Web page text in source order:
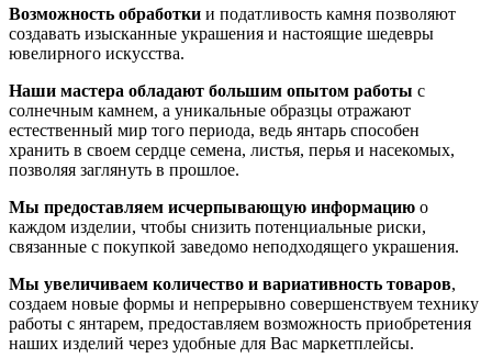
Возможность обработки и податливость камня позволяют
создавать изысканные украшения и настоящие шедевры
ювелирного искусства.
Наши мастера обладают большим опытом работы с
солнечным камнем, а уникальные образцы отражают
естественный мир того периода, ведь янтарь способен
хранить в своем сердце семена, листья, перья и насекомых,
позволяя заглянуть в прошлое.
Мы предоставляем исчерпывающую информацию о
каждом изделии, чтобы снизить потенциальные риски,
связанные с покупкой заведомо неподходящего украшения.
Мы увеличиваем количество и вариативность товаров,
создаем новые формы и непрерывно совершенствуем технику
работы с янтарем, предоставляем возможность приобретения
наших изделий через удобные для Вас маркетплейсы.